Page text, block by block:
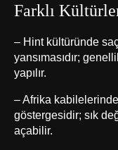
Farklı
– Hint kültüründe
yansımasıdır;
yapılır.
– Afrika
göstergesidir; sık
açabilir.